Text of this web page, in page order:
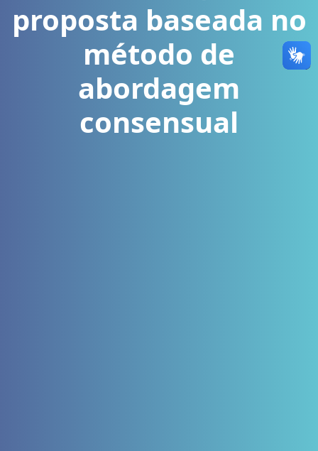
proposta baseada no
método de
abordagem
consensual